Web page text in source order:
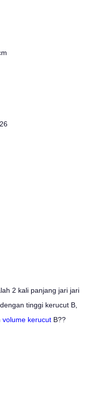
2 kali panjang jari jari
tinggi kerucut B,
volume kerucut B??